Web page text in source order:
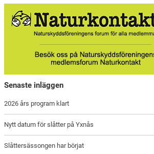
Senaste inläggen
2026 års program klart
Nytt datum för slåtter på Yxnås
Slåttersässongen har börjat